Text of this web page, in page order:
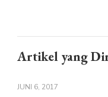
Artikel yang
JUNI 6, 2017